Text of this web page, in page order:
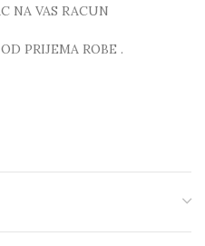
NA VAS RACUN
PRIJEMA ROBE .